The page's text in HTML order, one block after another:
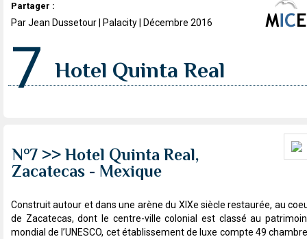
Partager :
Par Jean Dussetour | Palacity | Décembre 2016
7 Hotel Quinta Real
N°7 >> Hotel Quinta Real,
Zacatecas - Mexique
Construit autour et dans une arène du XIXe siècle restaurée, au
de Zacatecas, dont le centre-ville colonial est classé au
mondial de l’UNESCO, cet établissement de luxe compte 49